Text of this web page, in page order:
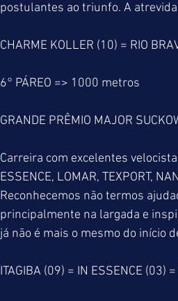
postulantes ao triunfo. A
CHARME KOLLER (10) = RIO
6° PÁREO => 1000 metros
GRANDE PRÊMIO MAJOR
Carreira com excelentes
ESSENCE, LOMAR, TEXPORT,
Reconhecemos não termos
principalmente na largada e
já não é mais o mesmo do início
ITAGIBA (09) = IN ESSENCE (03)